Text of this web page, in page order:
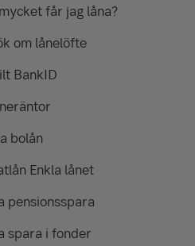
får jag låna?
om lånelöfte
BankID
bolån
Enkla lånet
pensionsspara
spara i fonder